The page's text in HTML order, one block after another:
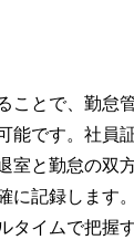
ことで、勤怠
能です。社員
室と勤怠の双
に記録します
タイムで把握